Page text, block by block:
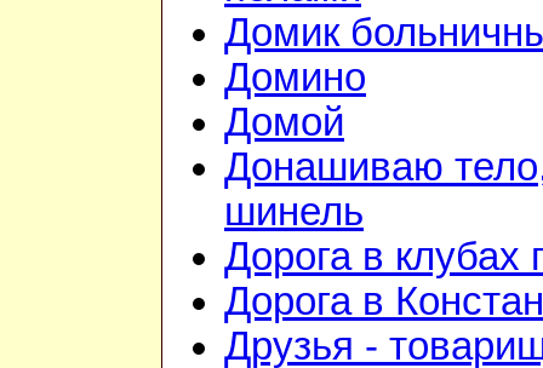
Домик
Домино
Домой
Донашиваю
шинель
Дорога в клубах
Дорога в
Друзья -